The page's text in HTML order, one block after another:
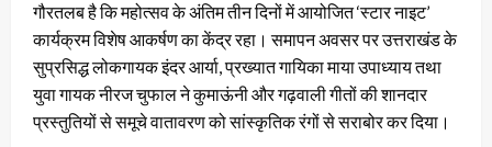
गौरतलब है कि महोत्सव के अंतिम तीन दिनों में आयोजित ‘स्टार नाइट’
कार्यक्रम विशेष आकर्षण का केंद्र रहा। समापन अवसर पर उत्तराखंड के
सुप्रसिद्ध लोकगायक इंदर आर्या, प्रख्यात गायिका माया उपाध्याय तथा
युवा गायक नीरज चुफाल ने कुमाऊंनी और गढ़वाली गीतों की शानदार
प्रस्तुतियों से समूचे वातावरण को सांस्कृतिक रंगों से सराबोर कर दिया।